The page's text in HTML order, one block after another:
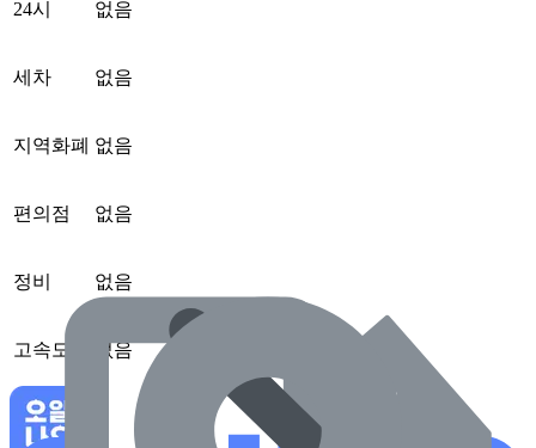
24시 없음
세차 없음
지역화폐 없음
편의점 없음
정비 없음
고속도로 없음